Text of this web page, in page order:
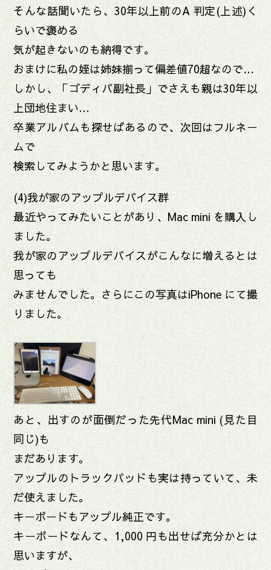
そんな話聞いたら、30年以上前のA 判定(上述)く
らいで褒める
気が起きないのも納得です。
おまけに私の姪は姉妹揃って偏差値70超なので…
しかし、「ゴディバ副社長」でさえも親は30年以
上団地住まい…
卒業アルバムも探せばあるので、次回はフルネー
ムで
検索してみようかと思います。
(4)我が家のアップルデバイス群
最近やってみたいことがあり、Mac mini を購入し
ました。
我が家のアップルデバイスがこんなに増えるとは
思っても
みませんでした。さらにこの写真はiPhone にて撮
りました。
あと、出すのが面倒だった先代Mac mini (見た目
同じ)も
まだあります。
アップルのトラックパッドも実は持っていて、未
だ使えました。
キーボードもアップル純正です。
キーボードなんて、1,000 円も出せば充分かとは
思いますが、